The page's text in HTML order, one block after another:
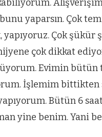
yaparsın. Çok
Çok şükür
çok dikkat
Evimin bütün
İşlemim bittikten
Bütün 6
yine benim. Yani